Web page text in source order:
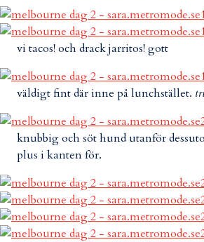
vi tacos! och drack jarritos! gott
väldigt fint där inne på lunchstället.
knubbig och söt hund utanför
plus i kanten för.